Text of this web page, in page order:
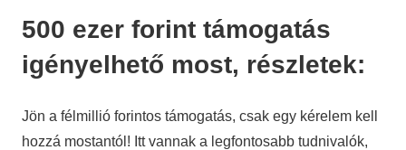
hírek
Pályázatok,
500 ezer forint támogatás
igényelhető most, részletek:
Jön a félmillió forintos támogatás, csak egy kérelem kell
hozzá mostantól! Itt vannak a legfontosabb tudnivalók,